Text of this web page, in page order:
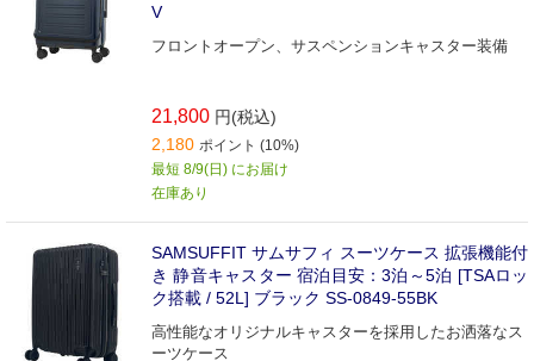
V
フロントオープン、サスペンションキャスター装備
21,800 円(税込)
2,180 ポイント (10%)
最短 8/9(日) にお届け
在庫あり
SAMSUFFIT サムサフィ スーツケース 拡張機能付
き 静音キャスター 宿泊目安：3泊～5泊 [TSAロッ
ク搭載 / 52L] ブラック SS-0849-55BK
高性能なオリジナルキャスターを採用したお洒落なス
ーツケース